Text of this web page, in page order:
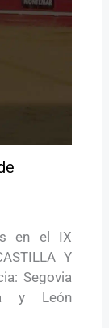
en el IX
Y
Segovia
y León